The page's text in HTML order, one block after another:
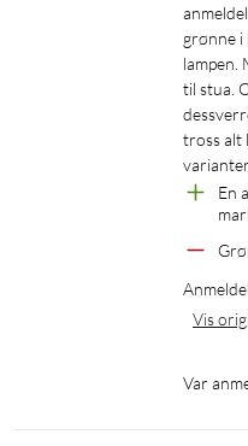
grønne i
lampen.
til stua.
tross alt
En
Vis
Var